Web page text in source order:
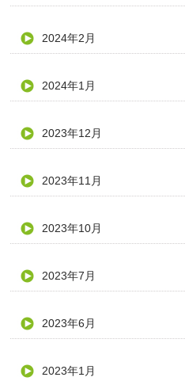
2024年2月
2024年1月
2023年12月
2023年11月
2023年10月
2023年7月
2023年6月
2023年1月